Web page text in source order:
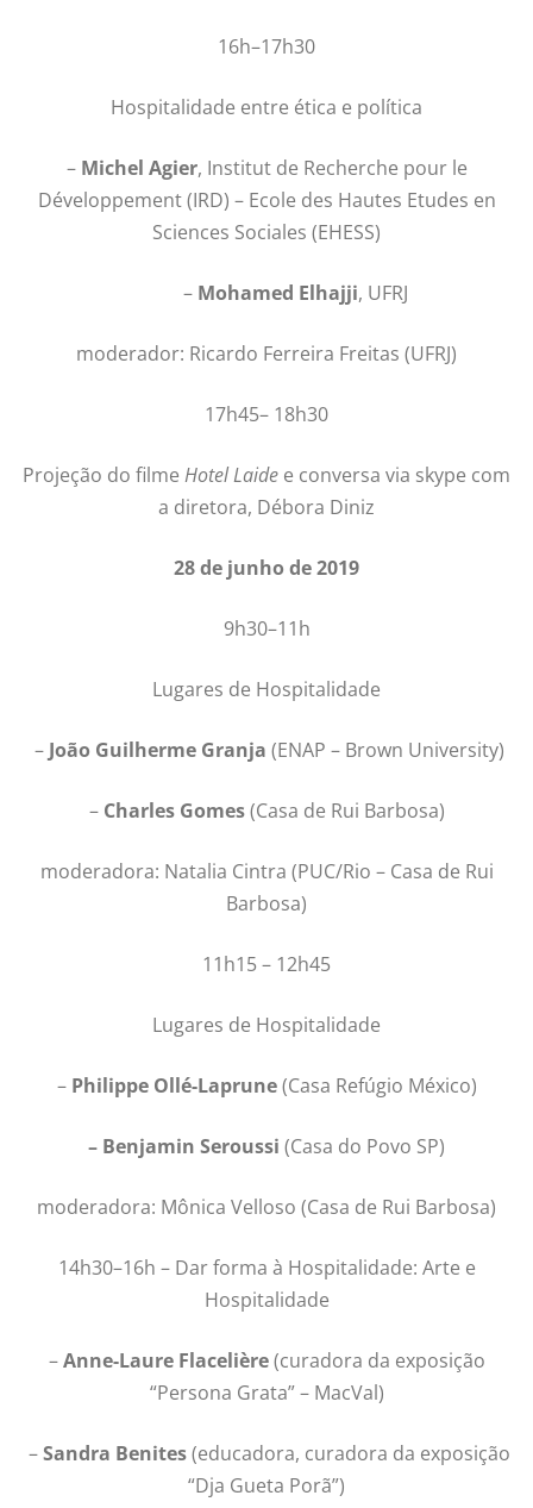
16h–17h30
Hospitalidade entre ética e política
– Michel Agier, Institut de Recherche pour le
Développement (IRD) – Ecole des Hautes Etudes en
Sciences Sociales (EHESS)
– Mohamed Elhajji, UFRJ
moderador: Ricardo Ferreira Freitas (UFRJ)
17h45– 18h30
Projeção do filme Hotel Laide e conversa via skype com
a diretora, Débora Diniz
28 de junho de 2019
9h30–11h
Lugares de Hospitalidade
– João Guilherme Granja (ENAP – Brown University)
– Charles Gomes(Casa de Rui Barbosa)
moderadora: Natalia Cintra (PUC/Rio – Casa de Rui
Barbosa)
11h15 – 12h45
Lugares de Hospitalidade
– Philippe Ollé-Laprune(Casa Refúgio México)
– Benjamin Seroussi (Casa do Povo SP)
moderadora: Mônica Velloso (Casa de Rui Barbosa)
14h30–16h – Dar forma à Hospitalidade: Arte e
Hospitalidade
–Anne-Laure Flacelière(curadora da exposição
“Persona Grata” – MacVal)
–Sandra Benites(educadora, curadora da exposição
“Dja Gueta Porã”)